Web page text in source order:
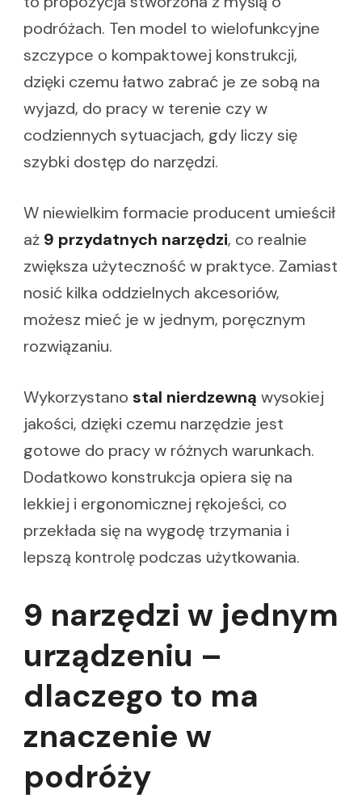
podróżach. Ten model to wielofunkcyjne
szczypce o kompaktowej konstrukcji,
dzięki czemu łatwo zabrać je ze sobą na
wyjazd, do pracy w terenie czy w
codziennych sytuacjach, gdy liczy się
szybki dostęp do narzędzi.
W niewielkim formacie producent umieścił
aż 9 przydatnych narzędzi, co realnie
zwiększa użyteczność w praktyce. Zamiast
nosić kilka oddzielnych akcesoriów,
możesz mieć je w jednym, poręcznym
rozwiązaniu.
Wykorzystano stal nierdzewną wysokiej
jakości, dzięki czemu narzędzie jest
gotowe do pracy w różnych warunkach.
Dodatkowo konstrukcja opiera się na
lekkiej i ergonomicznej rękojeści, co
przekłada się na wygodę trzymania i
lepszą kontrolę podczas użytkowania.
9 narzędzi w jednym
urządzeniu –
dlaczego to ma
znaczenie w
podróży